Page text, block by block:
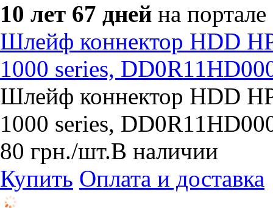
10 лет 67 дней на портале
Шлейф коннектор HDD
1000 series,
Шлейф коннектор HDD
1000 series,
80 грн./шт.В наличии
Купить Оплата и доставка